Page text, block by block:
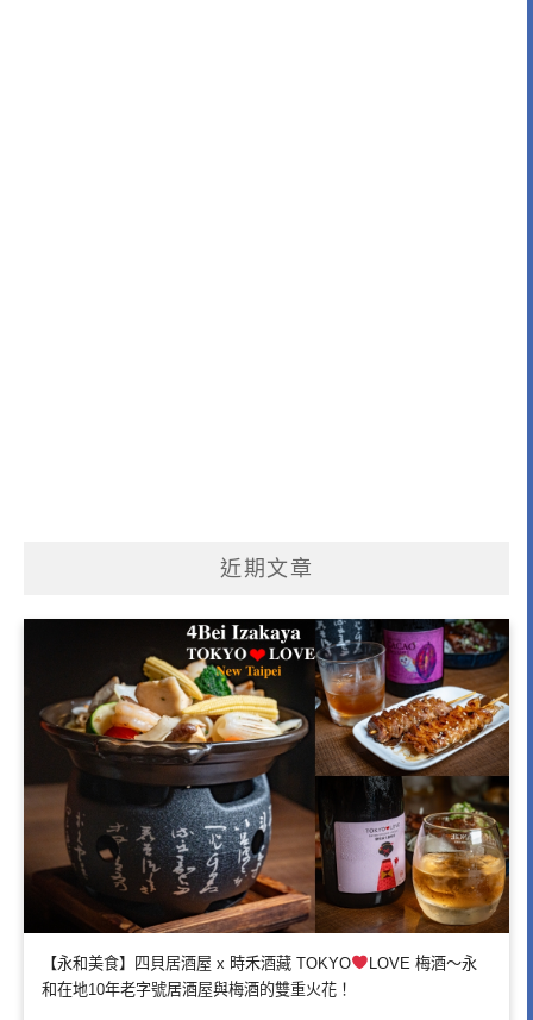
近期文章
【永和美食】四貝居酒屋 x 時禾酒藏 TOKYO
LOVE 梅酒～永
和在地10年老字號居酒屋與梅酒的雙重火花！